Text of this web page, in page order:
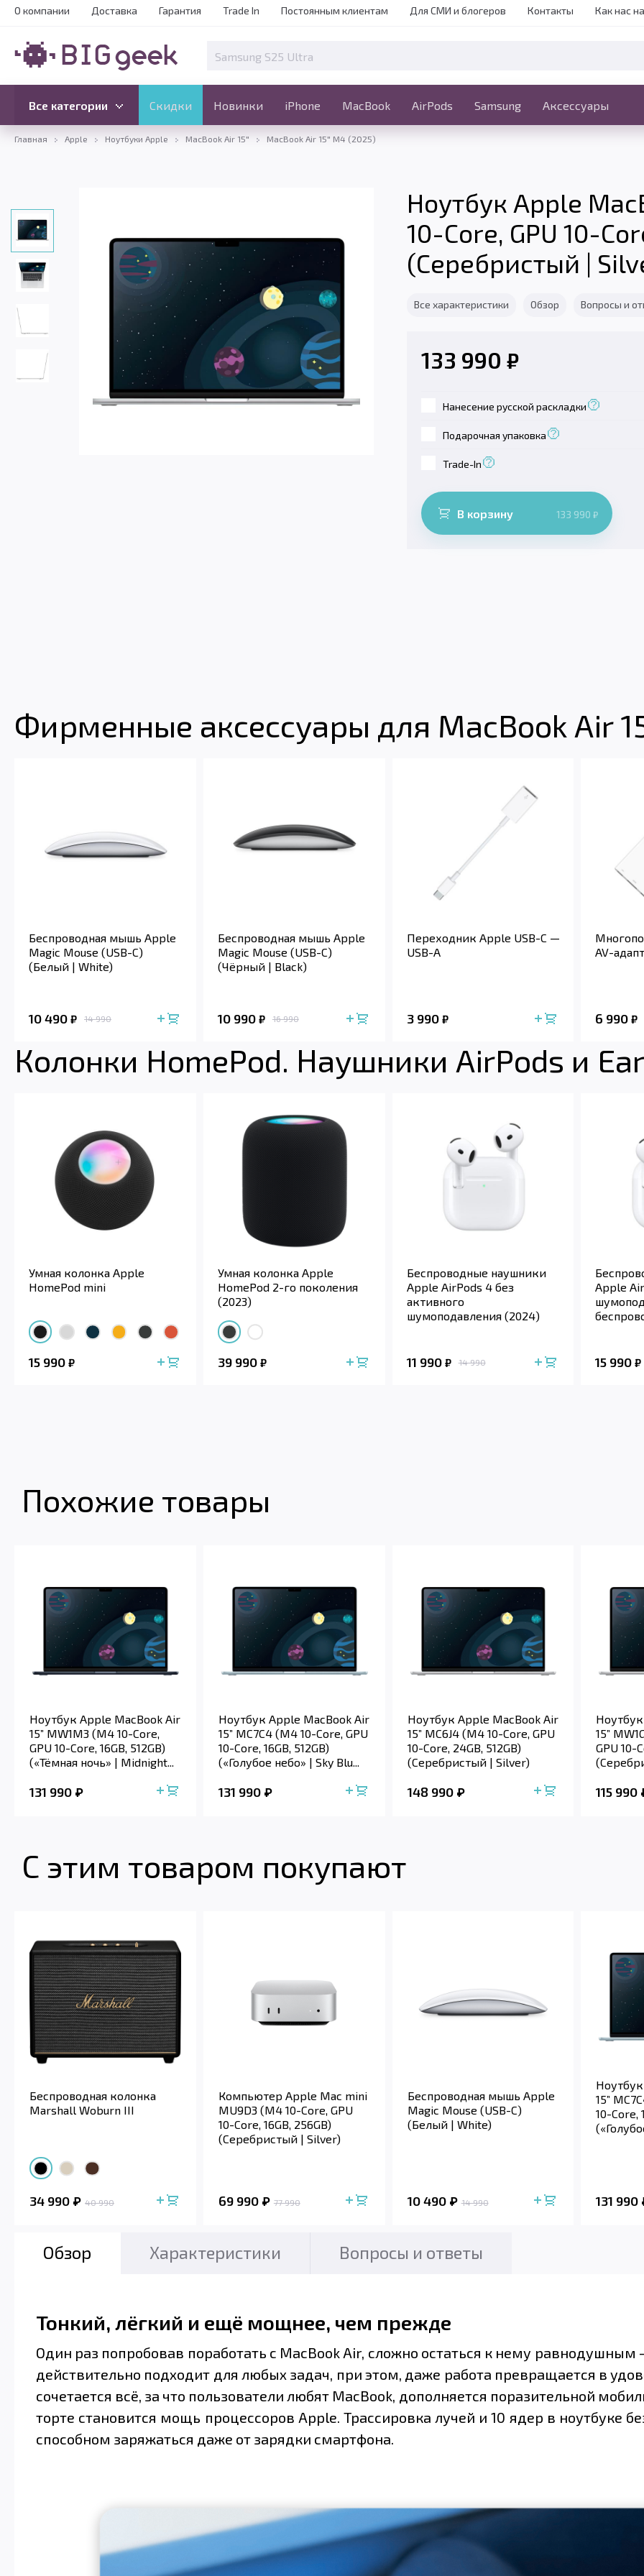
О компании Доставка Гарантия Trade In Постоянным клиентам Для СМИ и блогеров Контакты Как нас
Все категории Скидки Новинки iPhone MacBook AirPods Samsung Аксессуары
Скидки Новинки iPhone MacBook
Все категории Ещё
Главная Apple Ноутбуки Apple MacBook Air 15" MacBook Air 15" M4 (2025)
Ноутбук Apple
10-Core, GPU 10-
(Серебристый |
Все характеристики Обзор Вопросы и
133 990 ₽
Нанесение русской раскладки
Подарочная упаковка
Trade-In
В корзину 133 990 ₽
Фирменные аксессуары для MacBook Air
Беспроводная мышь Apple
Magic Mouse (USB-C)
(Белый | White)
10 490 ₽ 14 990
Беспроводная мышь Apple
Magic Mouse (USB-C)
(Чёрный | Black)
10 990 ₽ 16 990
Переходник Apple USB-C —
USB-A
3 990 ₽
AV-
6 990₽
Колонки HomePod. Наушники AirPods и
Умная колонка Apple
HomePod mini
15 990 ₽
Умная колонка Apple
HomePod 2-го поколения
(2023)
39 990 ₽
Беспроводные наушники
Apple AirPods 4 без
активного
шумоподавления (2024)
11 990 ₽ 14 990
Apple
15 990₽
Похожие товары
Ноутбук Apple MacBook Air
15” MW1M3 (M4 10-Core,
GPU 10-Core, 16GB, 512GB)
(«Тёмная ночь» | Midnight...
131 990
Ноутбук Apple MacBook Air
15” MC7C4 (M4 10-Core, GPU
10-Core, 16GB, 512GB)
(«Голубое небо» | Sky Blu...
131 990
Ноутбук Apple MacBook Air
15” MC6J4 (M4 10-Core, GPU
10-Core, 24GB, 512GB)
(Серебристый | Silver)
148 990
15”
GPU 10-
115 990
С этим товаром покупают
Беспроводная колонка
Marshall Woburn III
34 990 40 990
Компьютер Apple Mac mini
MU9D3 (M4 10-Core, GPU
10-Core, 16GB, 256GB)
(Серебристый | Silver)
69 990 77 990
Беспроводная мышь Apple
Magic Mouse (USB-C)
(Белый | White)
10 490 14 990
15”
10-Core,
131 990
Обзор Характеристики Вопросы и ответы
Тонкий, лёгкий и ещё мощнее, чем прежде
Один раз попробовав поработать с MacBook Air, сложно остаться к нему равнодушным
действительно подходит для любых задач, при этом, даже работа превращается в
сочетается всё, за что пользователи любят MacBook, дополняется поразительной
торте становится мощь процессоров Apple. Трассировка лучей и 10 ядер в ноутбуке
способном заряжаться даже от зарядки смартфона.